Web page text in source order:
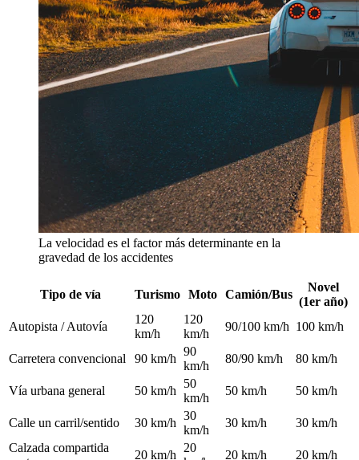
La velocidad es el factor más determinante en la
gravedad de los accidentes
Tipo de vía Turismo Moto Camión/Bus
Novel
(1er año)
Autopista / Autovía
120
km/h
120
km/h
90/100 km/h 100 km/h
Carretera convencional 90 km/h
90
km/h
80/90 km/h 80 km/h
Vía urbana general 50 km/h
50
km/h
50 km/h 50 km/h
Calle un carril/sentido 30 km/h
30
km/h
30 km/h
30 km/h
Calzada compartida
20 km/h
20
20 km/h 20 km/h